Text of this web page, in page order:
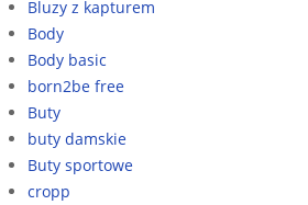
Bluzy z kapturem
Body
Body basic
born2be free
Buty
buty damskie
Buty sportowe
cropp